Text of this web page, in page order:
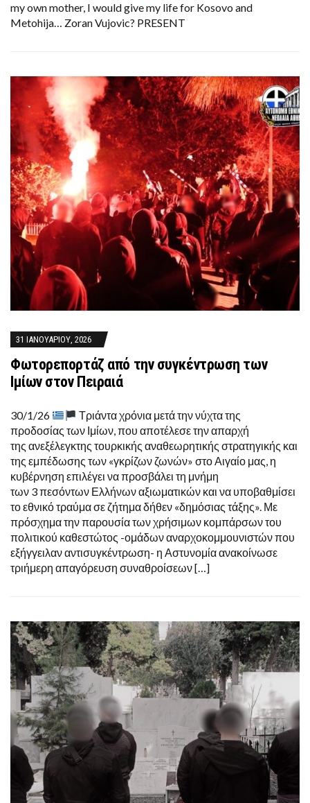
my own mother, I would give my life for Kosovo and
Metohija… Zoran Vujovic? PRESENT
31 ΙΑΝΟΥΑΡΊΟΥ, 2026
Φωτορεπορτάζ από την συγκέντρωση των
Ιμίων στον Πειραιά
30/1/26
Τριάντα χρόνια μετά την νύχτα της
προδοσίας των Ιμίων, που αποτέλεσε την απαρχή
της ανεξέλεγκτης τουρκικής αναθεωρητικής στρατηγικής και
της εμπέδωσης των «γκρίζων ζωνών» στο Αιγαίο μας, η
κυβέρνηση επιλέγει να προσβάλει τη μνήμη
των 3 πεσόντων Ελλήνων αξιωματικών και να υποβαθμίσει
το εθνικό τραύμα σε ζήτημα δήθεν «δημόσιας τάξης». Με
πρόσχημα την παρουσία των χρήσιμων κομπάρσων του
πολιτικού καθεστώτος -ομάδων αναρχοκομμουνιστών που
εξήγγειλαν αντισυγκέντρωση- η Αστυνομία ανακοίνωσε
τριήμερη απαγόρευση συναθροίσεων […]